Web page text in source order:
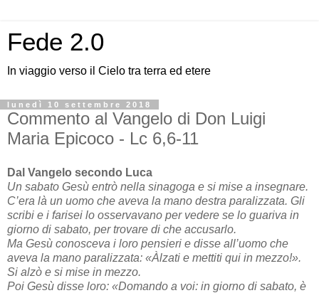
Fede 2.0
In viaggio verso il Cielo tra terra ed etere
lunedì 10 settembre 2018
Commento al Vangelo di Don Luigi
Maria Epicoco - Lc 6,6-11
Dal Vangelo secondo Luca
Un sabato Gesù entrò nella sinagoga e si mise a insegnare.
C’era là un uomo che aveva la mano destra paralizzata. Gli
scribi e i farisei lo osservavano per vedere se lo guariva in
giorno di sabato, per trovare di che accusarlo.
Ma Gesù conosceva i loro pensieri e disse all’uomo che
aveva la mano paralizzata: «Àlzati e mettiti qui in mezzo!».
Si alzò e si mise in mezzo.
Poi Gesù disse loro: «Domando a voi: in giorno di sabato, è